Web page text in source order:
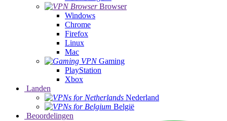
Browser
Windows
Chrome
Firefox
Linux
Mac
Gaming
PlayStation
Xbox
Landen
Nederland
België
Beoordelingen